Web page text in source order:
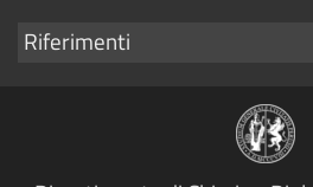
Mostra
Riferimenti